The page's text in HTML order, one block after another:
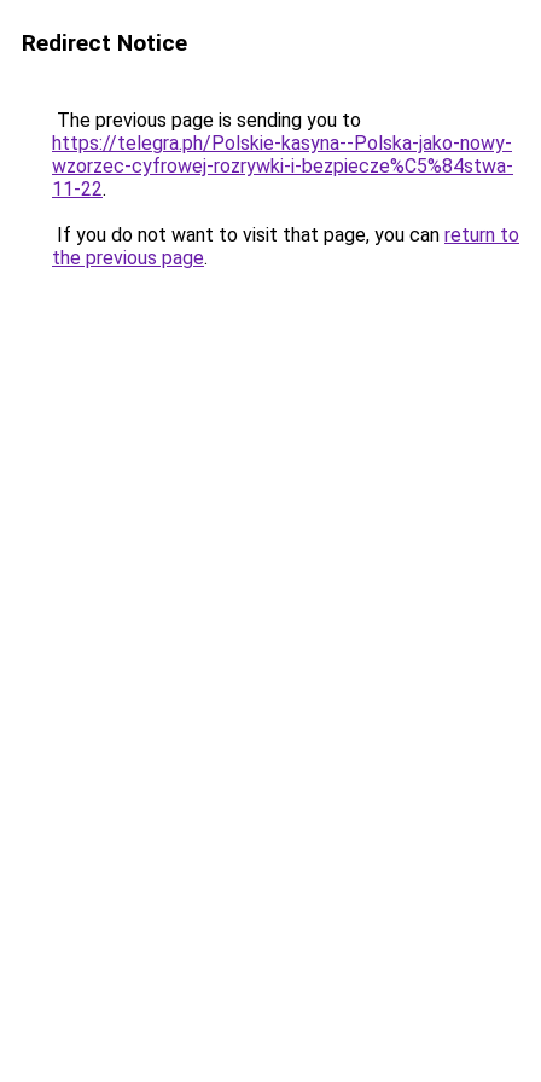
Redirect Notice
The previous page is sending you to
https://telegra.ph/Polskie-kasyna--Polska-jako-nowy-
wzorzec-cyfrowej-rozrywki-i-bezpiecze%C5%84stwa-
11-22.
If you do not want to visit that page, you can return to
the previous page.